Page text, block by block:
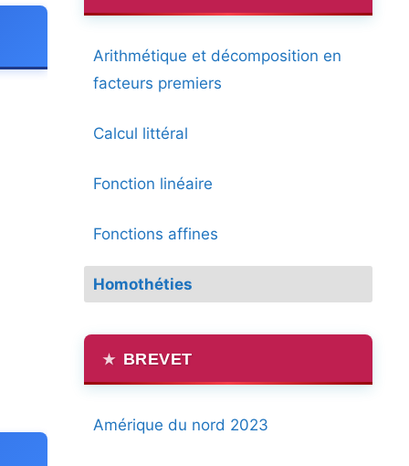
Arithmétique et décomposition en
facteurs premiers
Calcul littéral
Fonction linéaire
Fonctions affines
Homothéties
BREVET
Amérique du nord 2023